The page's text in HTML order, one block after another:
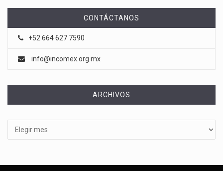
CONTÁCTANOS
+52 664 627 7590
info@incomex.org.mx
ARCHIVOS